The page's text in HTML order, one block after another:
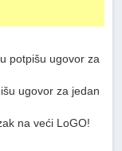
potpišu ugovor za
ugovor za jedan
na veći LoGO!